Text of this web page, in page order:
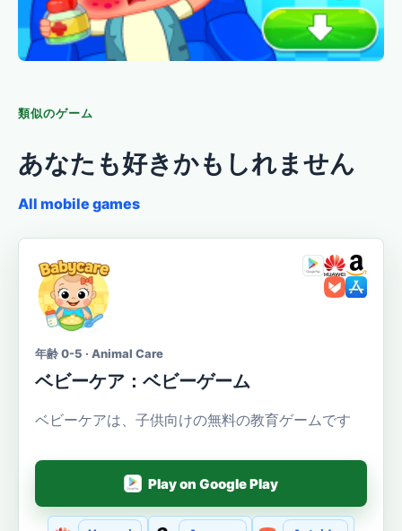
類似のゲーム
あなたも好きかもしれません
All mobile games
年齢 0-5 · Animal Care
ベビーケア：ベビーゲーム
ベビーケアは、子供向けの無料の教育ゲームです
Play on Google Play